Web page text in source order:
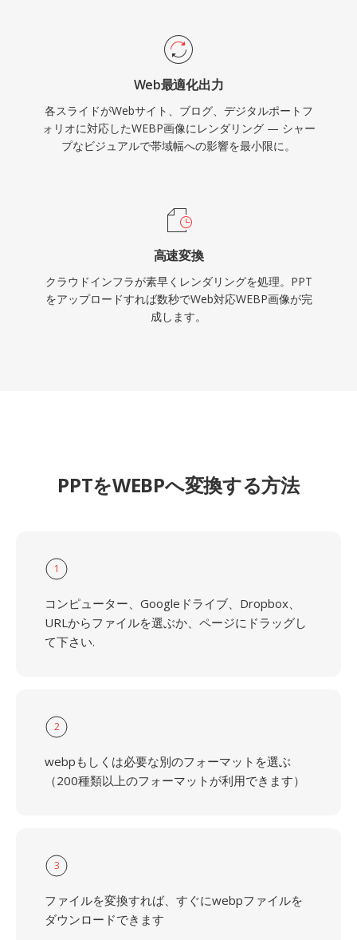
Web最適化出力
各スライドがWebサイト、ブログ、デジタルポートフ
ォリオに対応したWEBP画像にレンダリング — シャー
プなビジュアルで帯域幅への影響を最小限に。
高速変換
クラウドインフラが素早くレンダリングを処理。PPT
をアップロードすれば数秒でWeb対応WEBP画像が完
成します。
PPTをWEBPへ変換する方法
1
コンピューター、Googleドライブ、Dropbox、
URLからファイルを選ぶか、ページにドラッグし
て下さい.
2
webpもしくは必要な別のフォーマットを選ぶ
（200種類以上のフォーマットが利用できます）
3
ファイルを変換すれば、すぐにwebpファイルを
ダウンロードできます